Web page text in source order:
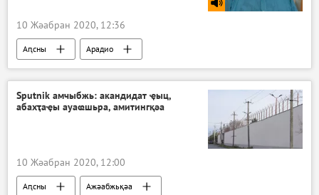
10 Жәабран 2020, 12:36
Аԥсны Арадио
Sputnik амчыбжь: акандидат ҿыц,
абахҭаҿы ауаҩшьра, амитингқәа
10 Жәабран 2020, 12:00
Аԥсны Ажәабжьқәа